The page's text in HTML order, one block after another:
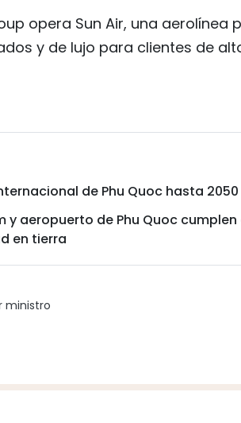
opera Sun Air, una aerolínea
y de lujo para clientes de
de Phu Quoc hasta 2050
aeropuerto de Phu Quoc cumplen
en tierra
ministro